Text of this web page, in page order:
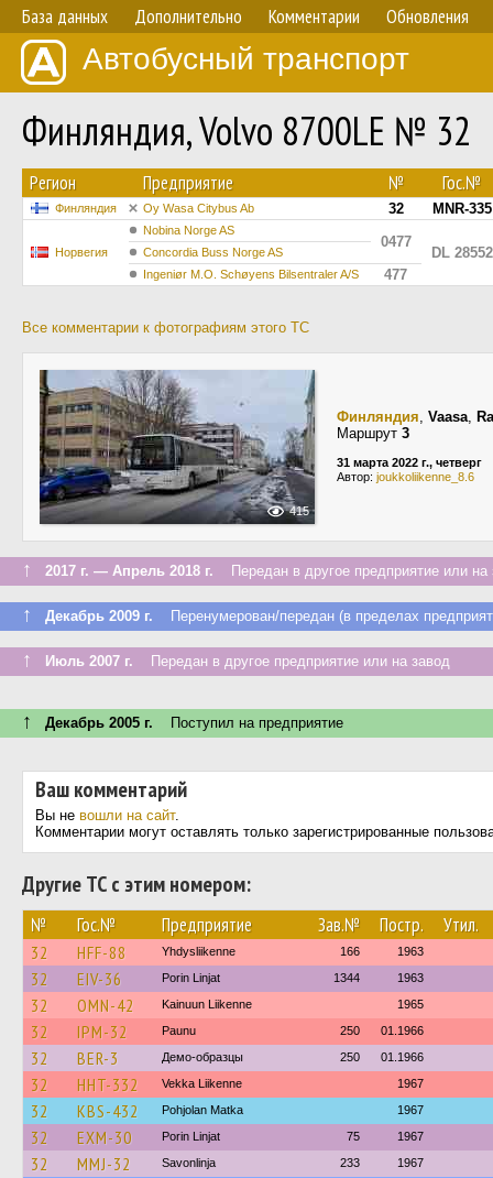
База данных Дополнительно Комментарии Обновления
Автобусный транспорт
Финляндия, Volvo 8700LE № 32
Регион Предприятие № Гос.№
Финляндия Oy Wasa Citybus Ab 32 MNR-335
Норвегия
Nobina Norge AS
0477
DL 28552
Concordia Buss Norge AS
Ingeniør M.O. Schøyens Bilsentraler A/S
477
Все комментарии к фотографиям этого ТС
415
Финляндия, Vaasa,
Маршрут 3
31 марта 2022 г., четверг
Автор: joukkoliikenne_8.6
↑ 2017 г. — Апрель 2018 г. Передан в другое предприятие или на
↑ Декабрь 2009 г. Перенумерован/передан (в пределах
↑ Июль 2007 г. Передан в другое предприятие или на завод
↑ Декабрь 2005 г. Поступил на предприятие
Ваш комментарий
Вы не вошли на сайт.
Комментарии могут оставлять только зарегистрированные
Другие ТС с этим номером:
№ Гос.№ Предприятие Зав.№ Постр. Утил.
32 HFF-88 Yhdysliikenne 166 1963
32 EIV-36 Porin Linjat 1344 1963
32 OMN-42 Kainuun Liikenne 1965
32 IPM-32 Paunu 250 01.1966
32 BER-3 Демо-образцы 250 01.1966
32 HHT-332 Vekka Liikenne 1967
32 KBS-432 Pohjolan Matka 1967
32 EXM-30 Porin Linjat 75 1967
32 MMJ-32 Savonlinja 233 1967